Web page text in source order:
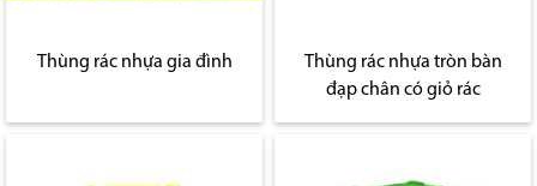
Thùng rác nhựa gia đình
Thùng rác nhựa tròn bàn
đạp chân có giỏ rác